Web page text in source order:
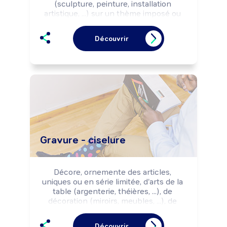
(sculpture, peinture, installation
artistique, ...) sur un thème imposé ou
Peut organiser des expositions, mener
des actions d'animation ou de
formation.
Découvrir
Gravure - ciselure
Décore, ornemente des articles,
uniques ou en série limitée, d'arts de la
table (argenterie, théières, ...), de
décoration (miroirs, meubles, ...), de
(armes, ...), funéraires (stèles, ...).